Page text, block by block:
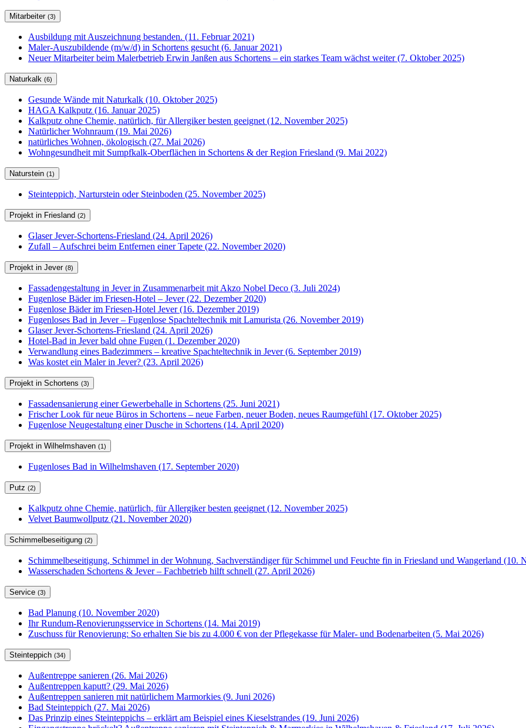
Mitarbeiter (3)
Ausbildung mit Auszeichnung bestanden. (11. Februar 2021)
Maler-Auszubildende (m/w/d) in Schortens gesucht (6. Januar 2021)
Neuer Mitarbeiter beim Malerbetrieb Erwin Janßen aus Schortens – ein starkes Team wächst weiter (7. Oktober 2025)
Naturkalk (6)
Gesunde Wände mit Naturkalk (10. Oktober 2025)
HAGA Kalkputz (16. Januar 2025)
Kalkputz ohne Chemie, natürlich, für Allergiker besten geeignet (12. November 2025)
Natürlicher Wohnraum (19. Mai 2026)
natürliches Wohnen, ökologisch (27. Mai 2026)
Wohngesundheit mit Sumpfkalk-Oberflächen in Schortens & der Region Friesland (9. Mai 2022)
Naturstein (1)
Steinteppich, Narturstein oder Steinboden (25. November 2025)
Projekt in Friesland (2)
Glaser Jever-Schortens-Friesland (24. April 2026)
Zufall – Aufschrei beim Entfernen einer Tapete (22. November 2020)
Projekt in Jever (8)
Fassadengestaltung in Jever in Zusammenarbeit mit Akzo Nobel Deco (3. Juli 2024)
Fugenlose Bäder im Friesen-Hotel – Jever (22. Dezember 2020)
Fugenlose Bäder im Friesen-Hotel Jever (16. Dezember 2019)
Fugenloses Bad in Jever – Fugenlose Spachteltechnik mit Lamurista (26. November 2019)
Glaser Jever-Schortens-Friesland (24. April 2026)
Hotel-Bad in Jever bald ohne Fugen (1. Dezember 2020)
Verwandlung eines Badezimmers – kreative Spachteltechnik in Jever (6. September 2019)
Was kostet ein Maler in Jever? (23. April 2026)
Projekt in Schortens (3)
Fassadensanierung einer Gewerbehalle in Schortens (25. Juni 2021)
Frischer Look für neue Büros in Schortens – neue Farben, neuer Boden, neues Raumgefühl (17. Oktober 2025)
Fugenlose Neugestaltung einer Dusche in Schortens (14. April 2020)
Projekt in Wilhelmshaven (1)
Fugenloses Bad in Wilhelmshaven (17. September 2020)
Putz (2)
Kalkputz ohne Chemie, natürlich, für Allergiker besten geeignet (12. November 2025)
Velvet Baumwollputz (21. November 2020)
Schimmelbeseitigung (2)
Schimmelbeseitigung, Schimmel in der Wohnung, Sachverständiger für Schimmel und Feuchte fin in Friesland und Wangerland (10.
Wasserschaden Schortens & Jever – Fachbetrieb hilft schnell (27. April 2026)
Service (3)
Bad Planung (10. November 2020)
Ihr Rundum-Renovierungsservice in Schortens (14. Mai 2019)
Zuschuss für Renovierung: So erhalten Sie bis zu 4.000 € von der Pflegekasse für Maler- und Bodenarbeiten (5. Mai 2026)
Steinteppich (34)
Außentreppe sanieren (26. Mai 2026)
Außentreppen kaputt? (29. Mai 2026)
Außentreppen sanieren mit natürlichem Marmorkies (9. Juni 2026)
Bad Steinteppich (27. Mai 2026)
Das Prinzip eines Steinteppichs – erklärt am Beispiel eines Kieselstrandes (19. Juni 2026)